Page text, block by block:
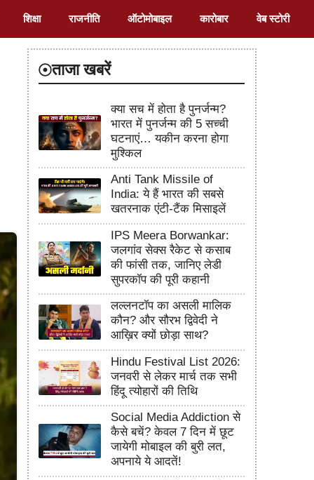
शिक्षा राजनीति ऑटोमोबाइल कारोबार वेब स्टोरी
ताजा खबरें
क्या सच में होता है पुनर्जन्म?
भारत में पुनर्जन्म की 5 सच्ची
घटनाएं… यकीन करना होगा
मुश्किल
Anti Tank Missile of
India: ये हैं भारत की सबसे
खतरनाक एंटी-टैंक मिसाइलें
IPS Meera Borwankar:
जलगांव सेक्स रैकेट से कसाब
की फांसी तक, जानिए लेडी
सुपरकॉप की पूरी कहानी
लल्लनटॉप का असली मालिक
कौन? और सौरभ द्विवेदी ने
आख़िर क्यों छोड़ा साथ?
Hindu Festival List 2026:
जनवरी से लेकर मार्च तक सभी
हिंदू त्योहारों की तिथि
Social Media Addiction से
कैसे बचें? केवल 7 दिन में छूट
जायेगी मोबाइल की बुरी लत,
अपनाये ये आदतें!